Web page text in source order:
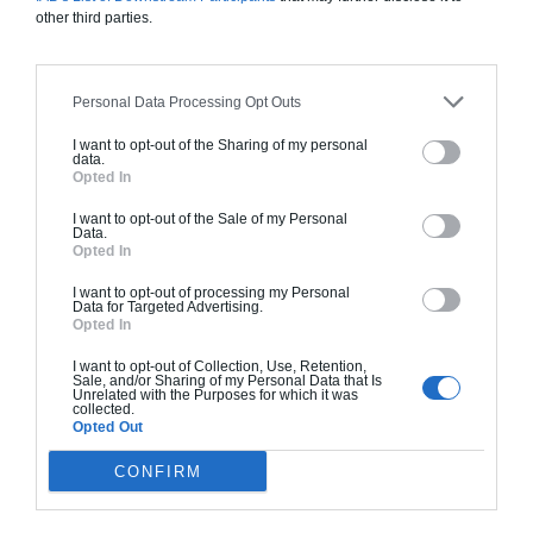
other third parties.
Personal Data Processing Opt Outs
I want to opt-out of the Sharing of my personal
data.
Opted In
I want to opt-out of the Sale of my Personal
Data.
Opted In
I want to opt-out of processing my Personal
Data for Targeted Advertising.
Opted In
I want to opt-out of Collection, Use, Retention,
Sale, and/or Sharing of my Personal Data that Is
Unrelated with the Purposes for which it was
collected.
Opted Out
CONFIRM
en main" inclut le gros oeuvre et le second
piscine, jardin et clôture.
À partir de
9 138 000€ TTC
D'AUTRES MAISONS QUI POURRAIENT VOUS
INTÉRESSER